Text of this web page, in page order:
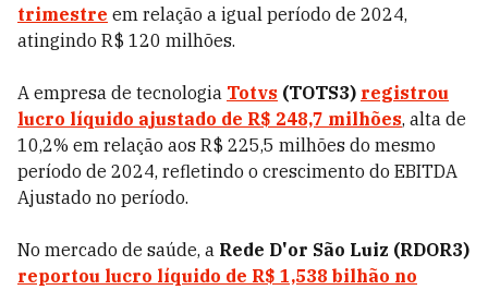
trimestre em relação a igual período de 2024,
atingindo R$ 120 milhões.
A empresa de tecnologia Totvs (TOTS3) registrou
lucro líquido ajustado de R$ 248,7 milhões, alta de
10,2% em relação aos R$ 225,5 milhões do mesmo
período de 2024, refletindo o crescimento do EBITDA
Ajustado no período.
No mercado de saúde, a Rede D'or São Luiz (RDOR3)
reportou lucro líquido de R$ 1,538 bilhão no